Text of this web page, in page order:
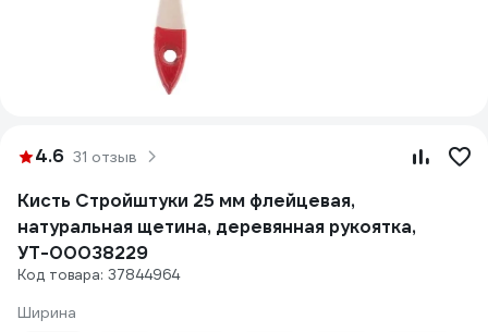
4.6 31 отзыв
Кисть Стройштуки 25 мм флейцевая,
натуральная щетина, деревянная рукоятка,
УТ-00038229
Код товара: 37844964
Ширина